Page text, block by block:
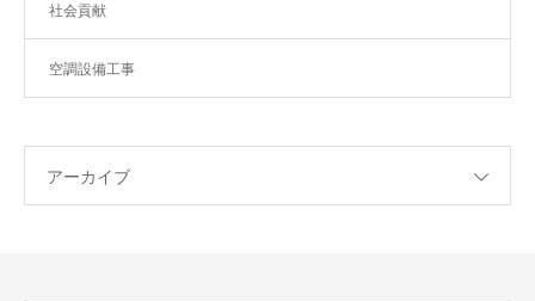
社会貢献
空調設備工事
アーカイブ